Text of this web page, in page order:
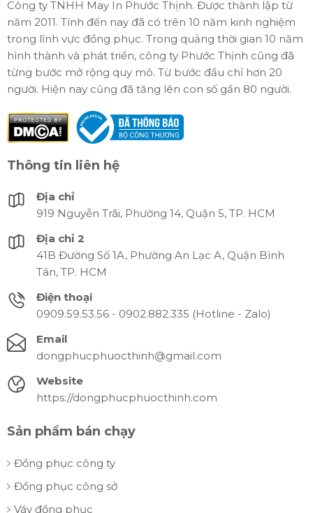
Công ty TNHH May In Phước Thịnh. Được thành lập từ
năm 2011. Tính đến nay đã có trên 10 năm kinh nghiệm
trong lĩnh vực đồng phục. Trong quảng thời gian 10 năm
hình thành và phát triển, công ty Phước Thịnh cũng đã
từng bước mở rộng quy mô. Từ bước đầu chỉ hơn 20
người. Hiện nay cũng đã tăng lên con số gần 80 người.
Thông tin liên hệ
Địa chỉ
919 Nguyễn Trãi, Phường 14, Quận 5, TP. HCM
Địa chỉ 2
41B Đường Số 1A, Phường An Lạc A, Quận Bình
Tân, TP. HCM
Điện thoại
0909.59.53.56 - 0902.882.335 (Hotline - Zalo)
Email
dongphucphuocthinh@gmail.com
Website
https://dongphucphuocthinh.com
Sản phẩm bán chạy
Đồng phục công ty
Đồng phục công sở
Váy đồng phục